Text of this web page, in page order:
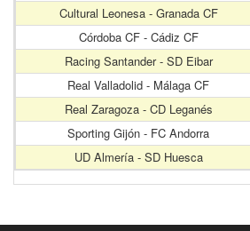
Cultural Leonesa - Granada CF
Córdoba CF - Cádiz CF
Racing Santander - SD Eibar
Real Valladolid - Málaga CF
Real Zaragoza - CD Leganés
Sporting Gijón - FC Andorra
UD Almería - SD Huesca